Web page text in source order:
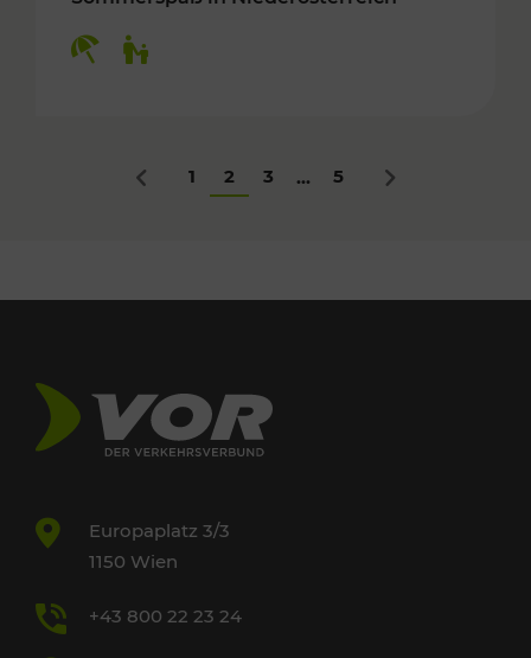
Zurück
1 2 3 ... 5 Nächstes
Europaplatz 3/3
1150 Wien
+43 800 22 23 24